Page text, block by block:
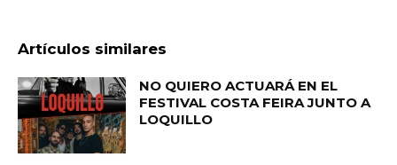
Artículos similares
NO QUIERO ACTUARÁ EN EL
FESTIVAL COSTA FEIRA JUNTO A
LOQUILLO